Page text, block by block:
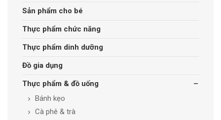
Sản phẩm cho bé
Thực phẩm chức năng
Thực phẩm dinh dưỡng
Đồ gia dụng
Thực phẩm & đồ uống
Bánh kẹo
Cà phê & trà